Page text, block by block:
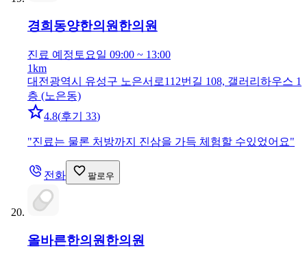
경희동양한의원한의원
진료 예정 토요일 09:00 ~ 13:00
1km
대전광역시 유성구 노은서로112번길 108, 갤러리하우스 1
층 (노은동)
4.8(후기 33)
"진료는 물론 처방까지 진삼을 가득 체험할 수있었어요"
전화 팔로우
올바른한의원 한의원